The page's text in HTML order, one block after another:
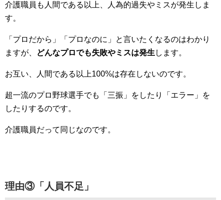
介護職員も人間である以上、人為的過失やミスが発生しま
す。
「プロだから」「プロなのに」と言いたくなるのはわかり
ますが、
どんなプロでも失敗やミスは発生 します。
お互い、人間である以上100%は存在しないのです。
超一流のプロ野球選手でも「三振」をしたり「エラー」を
したりするのです。
介護職員だって同じなのです。
理由③「人員不足」